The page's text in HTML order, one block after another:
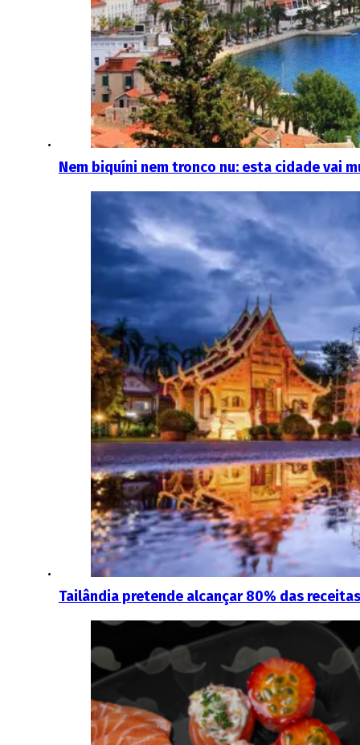
Nem biquíni nem tronco nu: esta cidade vai
Tailândia pretende alcançar 80% das